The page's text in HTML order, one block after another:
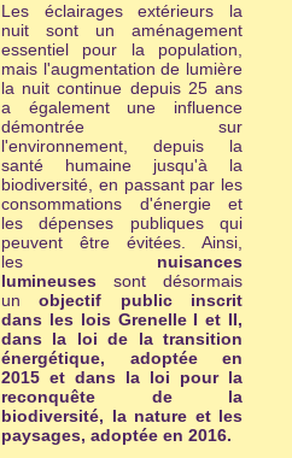
Les éclairages extérieurs la
nuit sont un aménagement
essentiel pour la population,
mais l'augmentation de lumière
la nuit continue depuis 25 ans
a également une influence
démontrée sur
l'environnement, depuis la
santé humaine jusqu'à la
biodiversité, en passant par les
consommations d'énergie et
les dépenses publiques qui
peuvent être évitées. Ainsi,
les nuisances
lumineuses sont désormais
unobjectif public inscrit
dans les lois Grenelle I et II,
dans la loi de la transition
énergétique, adoptée en
2015 et dans la loi pour la
reconquête de la
biodiversité, la nature et les
paysages, adoptée en 2016.